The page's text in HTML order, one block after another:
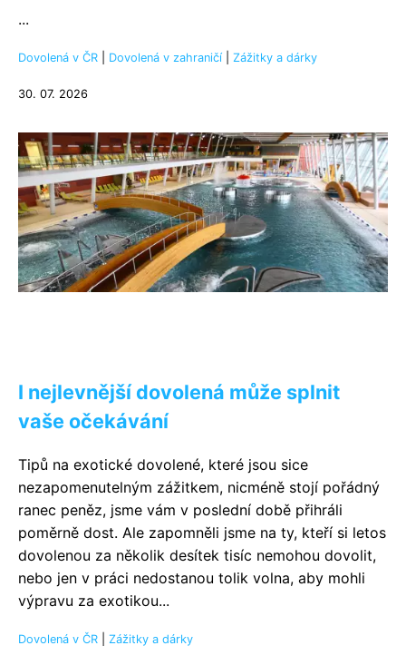
...
Dovolená v ČR Dovolená v zahraničí Zážitky a dárky
30. 07. 2026
I nejlevnější dovolená může splnit
vaše očekávání
Tipů na exotické dovolené, které jsou sice
nezapomenutelným zážitkem, nicméně stojí pořádný
ranec peněz, jsme vám v poslední době přihráli
poměrně dost. Ale zapomněli jsme na ty, kteří si letos
dovolenou za několik desítek tisíc nemohou dovolit,
nebo jen v práci nedostanou tolik volna, aby mohli
výpravu za exotikou...
Dovolená v ČR Zážitky a dárky